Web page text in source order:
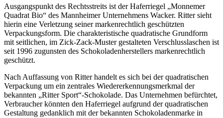
Ausgangspunkt des Rechtsstreits ist der Haferriegel „Monnemer
Quadrat Bio“ des Mannheimer Unternehmens Wacker. Ritter sieht
hierin eine Verletzung seiner markenrechtlich geschützten
Verpackungsform. Die charakteristische quadratische Grundform
mit seitlichen, im Zick-Zack-Muster gestalteten Verschlusslaschen ist
seit 1996 zugunsten des Schokoladenherstellers markenrechtlich
geschützt.
Nach Auffassung von Ritter handelt es sich bei der quadratischen
Verpackung um ein zentrales Wiedererkennungsmerkmal der
bekannten „Ritter Sport“-Schokolade. Das Unternehmen befürchtet,
Verbraucher könnten den Haferriegel aufgrund der quadratischen
Gestaltung gedanklich mit der bekannten Schokoladenmarke in